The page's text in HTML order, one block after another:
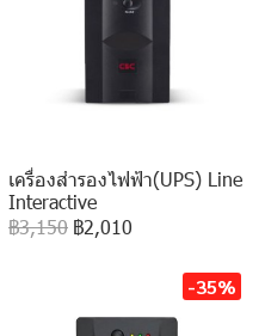
เครื่องสำรองไฟฟ้า(UPS) Line
Interactive
฿3,150 ฿2,010
-35%